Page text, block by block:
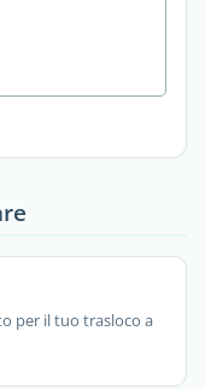
per il tuo trasloco a